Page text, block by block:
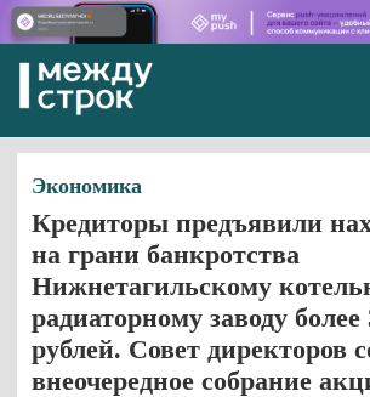
Экономика
Кредиторы предъявили
на грани банкротства
Нижнетагильскому
радиаторному заводу
рублей. Совет директоров
внеочередное собрание